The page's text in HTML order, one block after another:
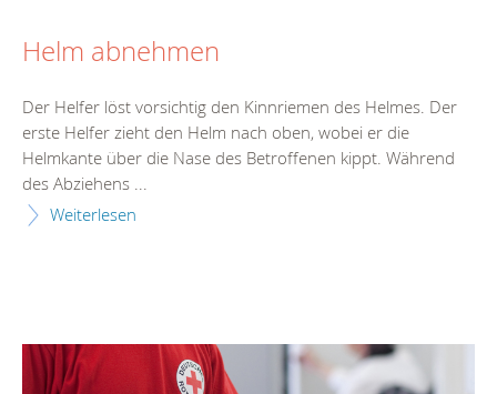
Helm abnehmen
Der Helfer löst vorsichtig den Kinnriemen des Helmes. Der
erste Helfer zieht den Helm nach oben, wobei er die
Helmkante über die Nase des Betroffenen kippt. Während
des Abziehens ...
Weiterlesen